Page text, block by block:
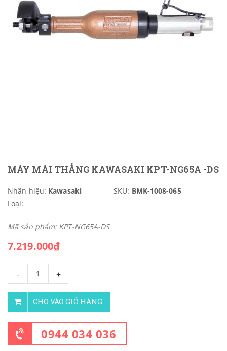
MÁY MÀI THẲNG KAWASAKI KPT-NG65A -DS
Nhãn hiệu: Kawasaki SKU: BMK-1008-065
Loại:
Mã sản phẩm: KPT-NG65A-DS
7.219.000₫
- +
CHO VÀO GIỎ HÀNG
0944 034 036